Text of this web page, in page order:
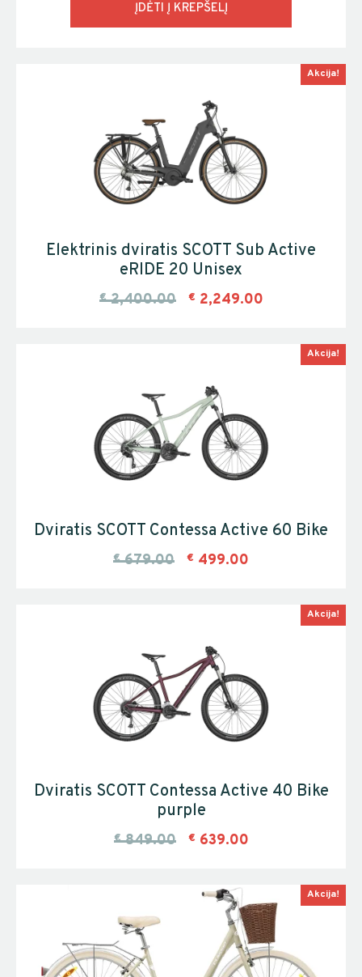
ĮDĖTI Į KREPŠELĮ
Akcija!
Elektrinis dviratis SCOTT Sub Active
eRIDE 20 Unisex
€ 2,400.00 € 2,249.00
Akcija!
Dviratis SCOTT Contessa Active 60 Bike
€ 679.00 € 499.00
Akcija!
Dviratis SCOTT Contessa Active 40 Bike
purple
€ 849.00 € 639.00
Akcija!